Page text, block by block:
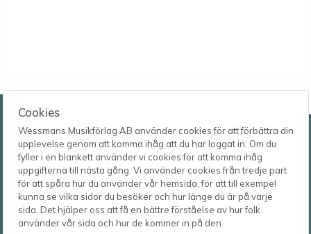
Cookies
Wessmans Musikförlag AB använder cookies för att förbättra din
upplevelse genom att komma ihåg att du har loggat in. Om du
fyller i en blankett använder vi cookies för att komma ihåg
uppgifterna till nästa gång. Vi använder cookies från tredje part
för att spåra hur du använder vår hemsida, för att till exempel
kunna se vilka sidor du besöker och hur länge du är på varje
sida. Det hjälper oss att få en bättre förståelse av hur folk
använder vår sida och hur de kommer in på den.
Wessmans Musikförlag AB
Leverans- och besöksadress
Bingebygatan 11 B
621 41 VISBY
Postadress
Box 1253
621 23 VISBY
Telefon
0498-22 61 32
E-post
order@wessmans.com